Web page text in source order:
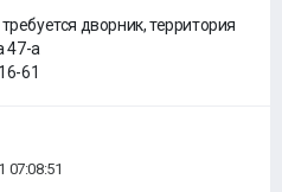
дворник, территория
47-а
61
07:08:51